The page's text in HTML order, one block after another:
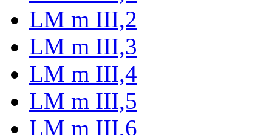
LM m III,2
LM m III,3
LM m III,4
LM m III,5
LM m III,6